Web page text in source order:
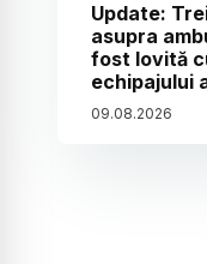
Update:
asupra
fost lovită
echipajului
09.08.2026